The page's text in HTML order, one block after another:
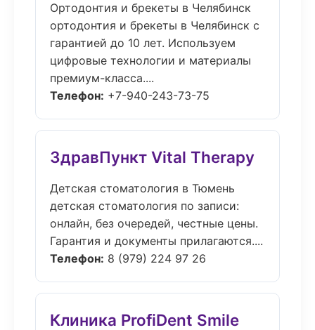
Ортодонтия и брекеты в Челябинск
ортодонтия и брекеты в Челябинск с
гарантией до 10 лет. Используем
цифровые технологии и материалы
премиум-класса....
Телефон: +7-940-243-73-75
ЗдравПункт Vital Therapy
Детская стоматология в Тюмень
детская стоматология по записи:
онлайн, без очередей, честные цены.
Гарантия и документы прилагаются....
Телефон: 8 (979) 224 97 26
Клиника ProfiDent Smile